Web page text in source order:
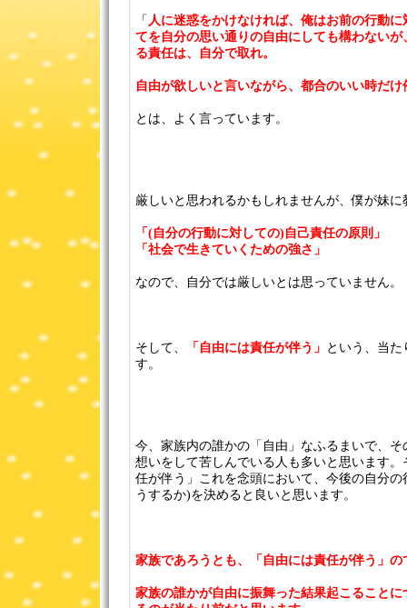
「 人に迷惑をかけなければ、俺はお前の行動
てを自分の思い通りの自由にしても構わない
る責任は、自分で取れ。
自由が欲しいと言いながら、都合のいい時だ
とは、よく言っています。
厳しいと思われるかもしれませんが、僕が妹に
「(自分の行動に対しての)自己責任の原則」
「社会で生きていくための強さ」
なので、自分では厳しいとは思っていません。
そして、 「自由には責任が伴う」 という、当
す。
今、家族内の誰かの「自由」なふるまいで、
想いをして苦しんでいる人も多いと思います
任が伴う」これを念頭において、今後の自分
うするか)を決めると良いと思います。
家族であろうとも、「自由には責任が伴う」の
家族の誰かが自由に振舞った結果起こること